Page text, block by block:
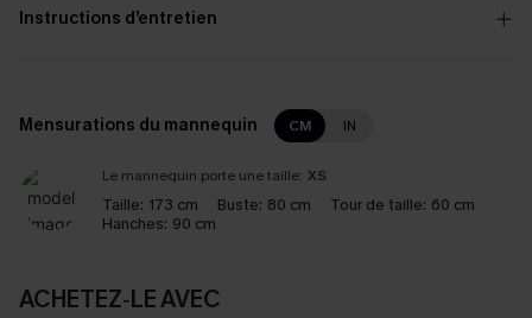
Instructions d’entretien
Mensurations du mannequin CM IN
Le mannequin porte une taille: XS
Taille: 173 cm Buste: 80 cm Tour de taille: 60 cm
Hanches: 90 cm
ACHETEZ‑LE AVEC